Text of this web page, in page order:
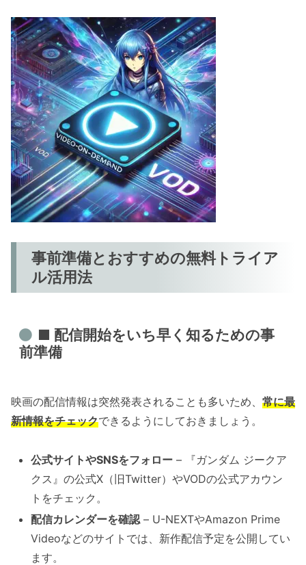
事前準備とおすすめの無料トライア
ル活用法
■ 配信開始をいち早く知るための事
前準備
映画の配信情報は突然発表されることも多いため、 常に最
新情報をチェックできるようにしておきましょう。
公式サイトやSNSをフォロー – 『ガンダム ジークア
クス』の公式X（旧Twitter）やVODの公式アカウン
トをチェック。
配信カレンダーを確認 – U-NEXTやAmazon Prime
Videoなどのサイトでは、新作配信予定を公開してい
ます。